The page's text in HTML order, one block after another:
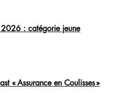
2026 : catégorie jeune
« Assurance en Coulisses »